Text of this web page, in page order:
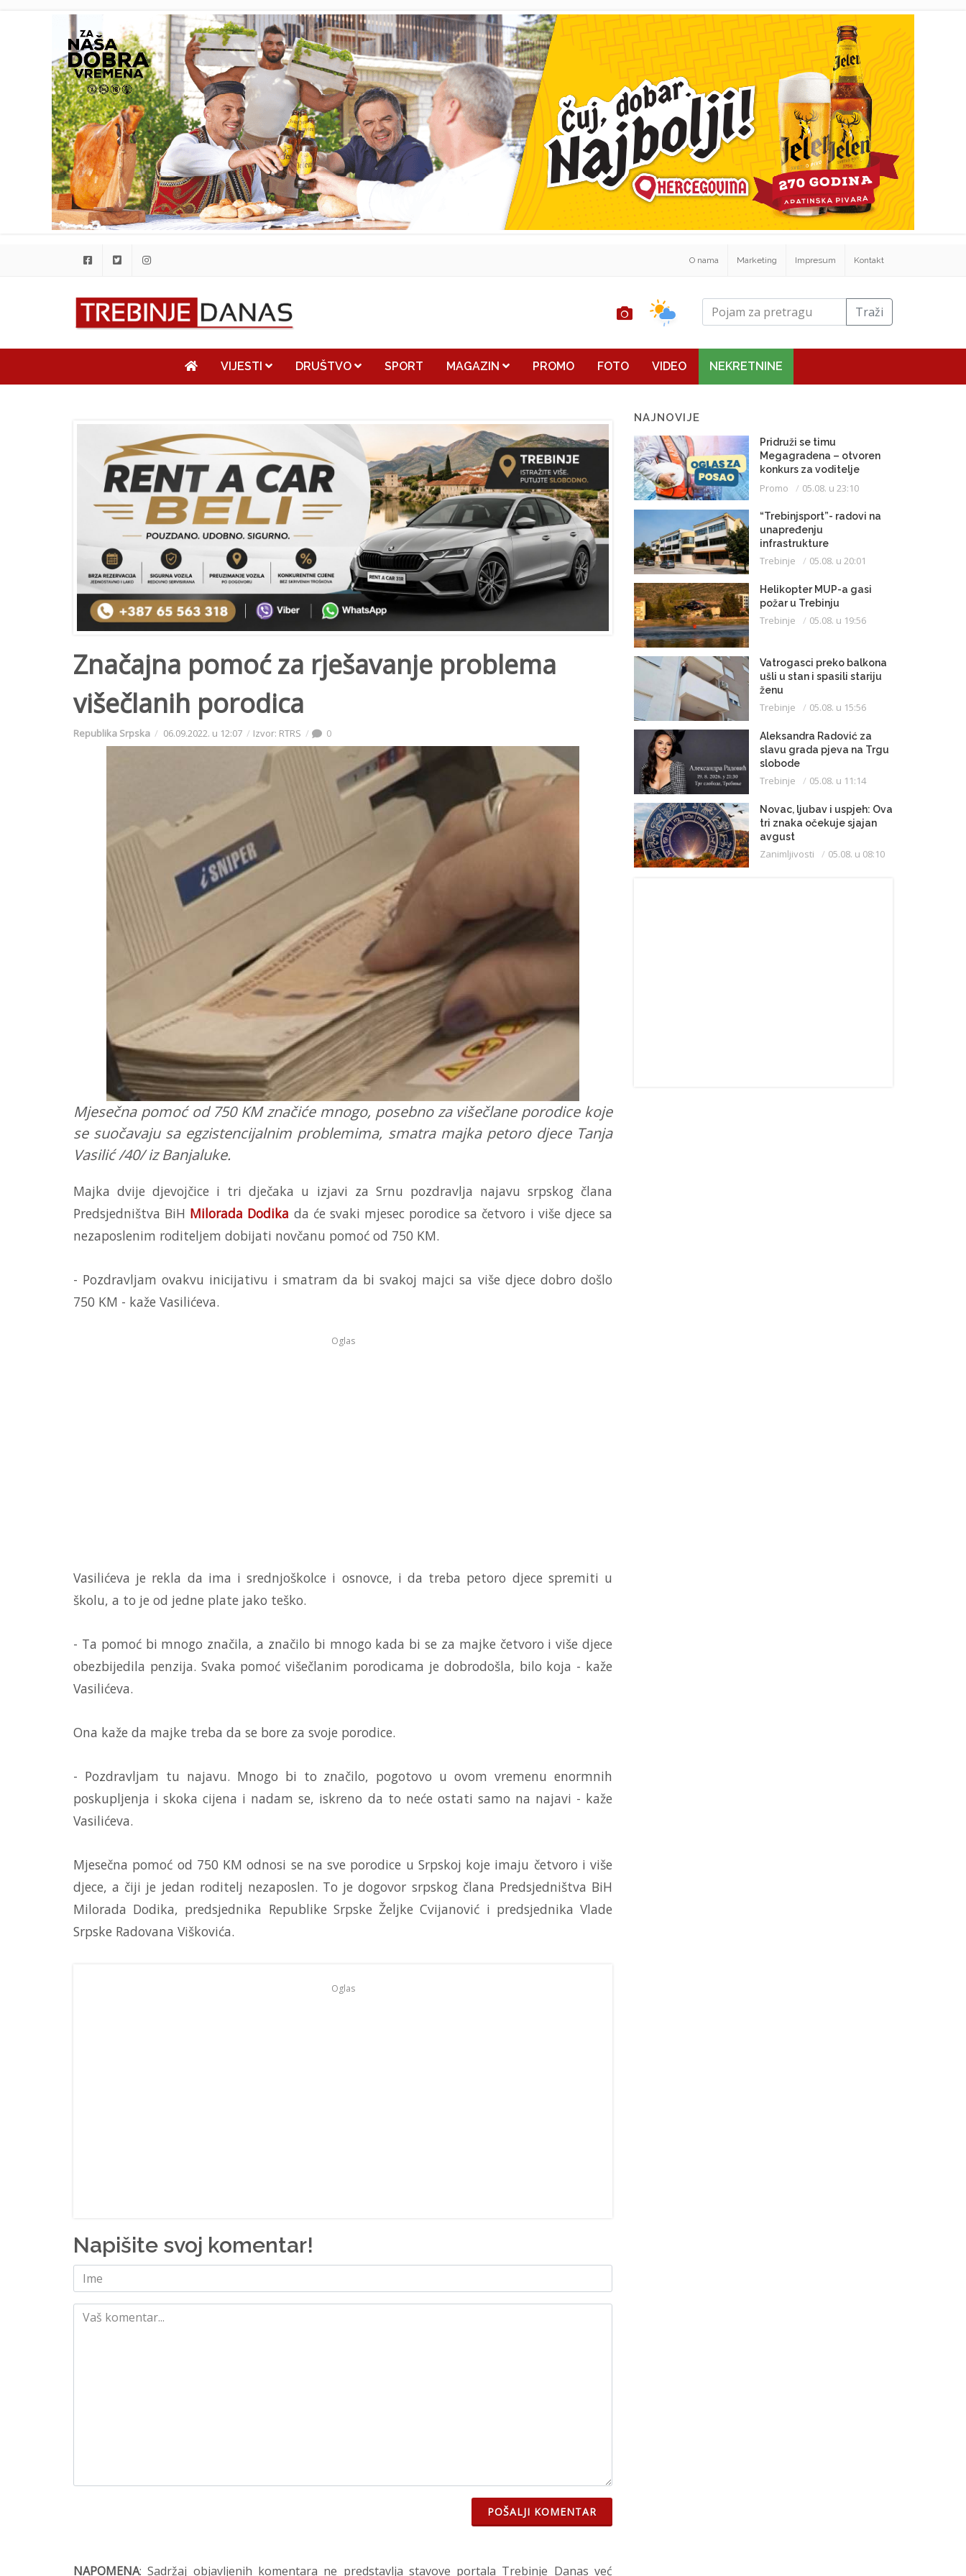
O nama Marketing Impresum Kontakt
Traži
VIJESTI DRUŠTVO SPORT MAGAZIN PROMO FOTO VIDEO NEKRETNINE
Značajna pomoć za rješavanje problema
višečlanih porodica
Republika Srpska 06.09.2022. u 12:07 Izvor: RTRS 0
Mjesečna pomoć od 750 KM značiće mnogo, posebno za višečlane porodice koje
se suočavaju sa egzistencijalnim problemima, smatra majka petoro djece Tanja
Vasilić /40/ iz Banjaluke.
Majka dvije djevojčice i tri dječaka u izjavi za Srnu pozdravlja najavu srpskog člana
Predsjedništva BiH Milorada Dodika da će svaki mjesec porodice sa četvoro i više djece sa
nezaposlenim roditeljem dobijati novčanu pomoć od 750 KM.
- Pozdravljam ovakvu inicijativu i smatram da bi svakoj majci sa više djece dobro došlo
750 KM - kaže Vasilićeva.
Oglas
Vasilićeva je rekla da ima i srednjoškolce i osnovce, i da treba petoro djece spremiti u
školu, a to je od jedne plate jako teško.
- Ta pomoć bi mnogo značila, a značilo bi mnogo kada bi se za majke četvoro i više djece
obezbijedila penzija. Svaka pomoć višečlanim porodicama je dobrodošla, bilo koja - kaže
Vasilićeva.
Ona kaže da majke treba da se bore za svoje porodice.
- Pozdravljam tu najavu. Mnogo bi to značilo, pogotovo u ovom vremenu enormnih
poskupljenja i skoka cijena i nadam se, iskreno da to neće ostati samo na najavi - kaže
Vasilićeva.
Mjesečna pomoć od 750 KM odnosi se na sve porodice u Srpskoj koje imaju četvoro i više
djece, a čiji je jedan roditelj nezaposlen. To je dogovor srpskog člana Predsjedništva BiH
Milorada Dodika, predsjednika Republike Srpske Željke Cvijanović i predsjednika Vlade
Srpske Radovana Viškovića.
Oglas
Napišite svoj komentar!
POŠALJI KOMENTAR
NAPOMENA: Sadržaj objavljenih komentara ne predstavlja stavove portala Trebinje Danas već
NAJNOVIJE
Pridruži se timu
Megagradena – otvoren
konkurs za voditelje
gradilišta
Promo 05.08. u 23:10
“Trebinjsport”- radovi na
unapređenju
infrastrukture
Trebinje 05.08. u 20:01
Helikopter MUP-a gasi
požar u Trebinju
Trebinje 05.08. u 19:56
Vatrogasci preko balkona
ušli u stan i spasili stariju
ženu
Trebinje 05.08. u 15:56
Aleksandra Radović za
slavu grada pjeva na Trgu
slobode
Trebinje 05.08. u 11:14
Novac, ljubav i uspjeh: Ova
tri znaka očekuje sjajan
avgust
Zanimljivosti 05.08. u 08:10